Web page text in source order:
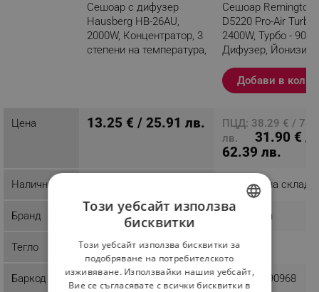
Сешоар с дифузер
Hausberg HB-26AU,
2000W, Концентратор, 3
степени на температура,
Сешоар Remington
D5220 Pro-Air Turbo,
2400W, Турбо - 90
Дифузер,
Добави в
Цена 13.25 € / 25.91 лв.
ПЦД: 38.29 € /
лв.
31.90 € /
62.39 лв.
Наличност Налично на склад
Бранд Hausberg Remington
Тегло 0.86 kg 0.99 kg
Баркод 6423808028320 4008496790968
Този уебсайт използва
бисквитки
Този уебсайт използва бисквитки за
подобряване на потребителското
изживяване. Използвайки нашия уебсайт,
Вие се съгласявате с всички бисквитки в